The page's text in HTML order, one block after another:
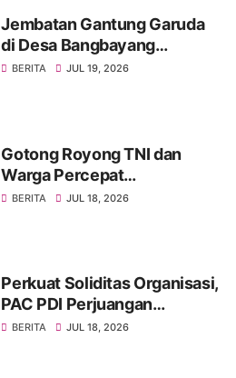
Jembatan Gantung Garuda
di Desa Bangbayang
Rampung Dibangun, Simbol
BERITA JUL 19, 2026
Gotong Royong TNI dan
Warga Percepat
Pembangunan Jembatan
BERITA JUL 18, 2026
Perkuat Soliditas Organisasi,
PAC PDI Perjuangan
Bumiayu Gelar Silaturahmi
BERITA JUL 18, 2026